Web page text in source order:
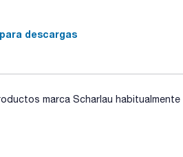
descargas
marca Scharlau